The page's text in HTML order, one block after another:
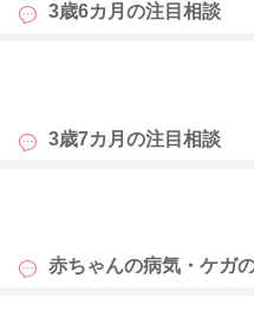
3歳6カ月の注目相談
もっ
3歳7カ月の注目相談
もっ
赤ちゃんの病気・ケガ